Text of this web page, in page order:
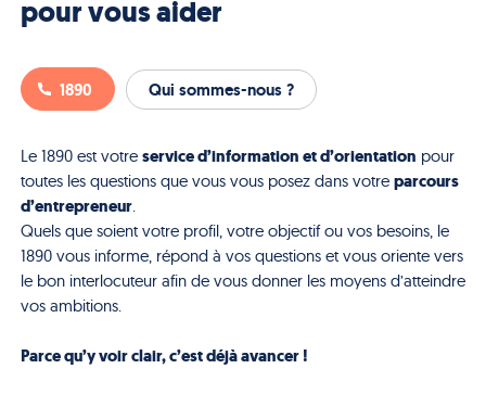
pour vous aider
1890 Qui sommes-nous ?
Le 1890 est votre service d’information et d’orientation pour
toutes les questions que vous vous posez dans votre parcours
d’entrepreneur.
Quels que soient votre profil, votre objectif ou vos besoins, le
1890 vous informe, répond à vos questions et vous oriente vers
le bon interlocuteur afin de vous donner les moyens d’atteindre
vos ambitions.
Parce qu’y voir clair, c’est déjà avancer !